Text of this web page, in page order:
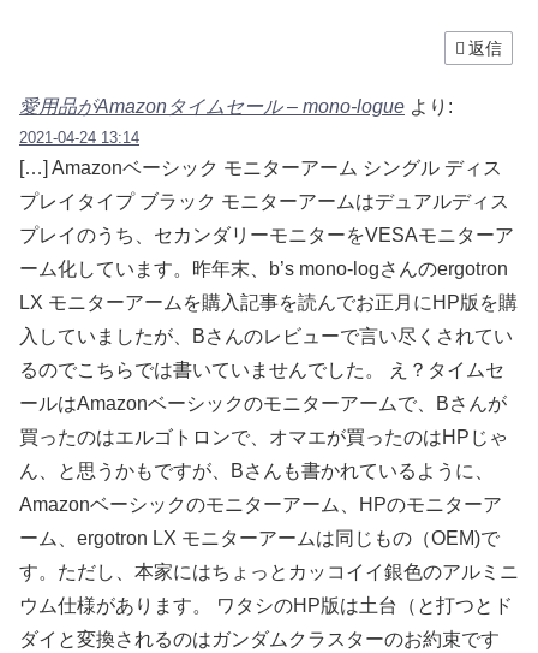
返信
愛用品がAmazonタイムセール – mono-logue より:
2021-04-24 13:14
[…] Amazonベーシック モニターアーム シングル ディス
プレイタイプ ブラック モニターアームはデュアルディス
プレイのうち、セカンダリーモニターをVESAモニターア
ーム化しています。昨年末、b’s mono-logさんのergotron
LX モニターアームを購入記事を読んでお正月にHP版を購
入していましたが、Bさんのレビューで言い尽くされてい
るのでこちらでは書いていませんでした。 え？タイムセ
ールはAmazonベーシックのモニターアームで、Bさんが
買ったのはエルゴトロンで、オマエが買ったのはHPじゃ
ん、と思うかもですが、Bさんも書かれているように、
Amazonベーシックのモニターアーム、HPのモニターア
ーム、ergotron LX モニターアームは同じもの（OEM)で
す。ただし、本家にはちょっとカッコイイ銀色のアルミニ
ウム仕様があります。 ワタシのHP版は土台（と打つとド
ダイと変換されるのはガンダムクラスターのお約束です